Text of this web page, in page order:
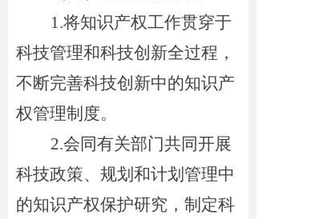
1.将知识产权工作贯穿于
科技管理和科技创新全过程，
不断完善科技创新中的知识产
权管理制度。
2.会同有关部门共同开展
科技政策、规划和计划管理中
的知识产权保护研究，制定科